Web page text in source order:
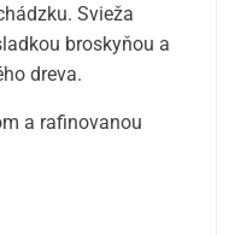
Svieža
broskyňou a
dreva.
a rafinovanou